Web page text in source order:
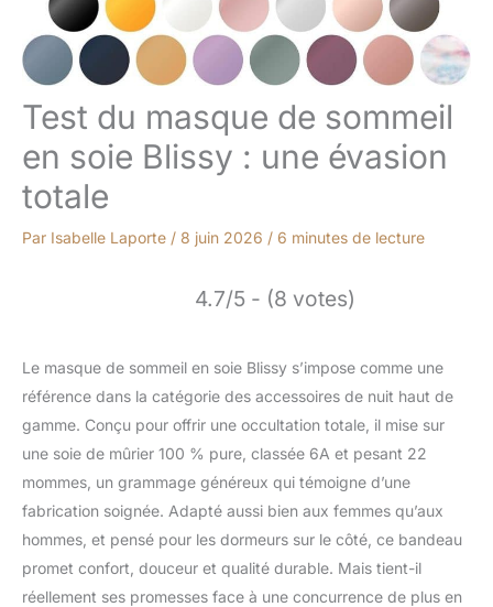
Test du masque de sommeil
en soie Blissy : une évasion
totale
Par Isabelle Laporte / 8 juin 2026 / 6 minutes de lecture
4.7/5 - (8 votes)
Le masque de sommeil en soie Blissy s’impose comme une
référence dans la catégorie des accessoires de nuit haut de
gamme. Conçu pour offrir une occultation totale, il mise sur
une soie de mûrier 100 % pure, classée 6A et pesant 22
mommes, un grammage généreux qui témoigne d’une
fabrication soignée. Adapté aussi bien aux femmes qu’aux
hommes, et pensé pour les dormeurs sur le côté, ce bandeau
promet confort, douceur et qualité durable. Mais tient-il
réellement ses promesses face à une concurrence de plus en